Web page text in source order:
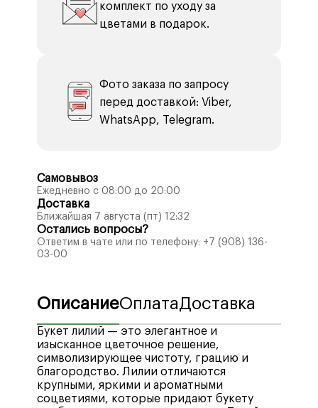
комплект по уходу за
цветами в подарок.
Фото заказа по запросу
перед доставкой: Viber,
WhatsApp, Telegram.
Самовывоз
Ежедневно с 08:00 до 20:00
Доставка
Ближайшая 7 августа (пт) 12:32
Остались вопросы?
Ответим в чате или по телефону: +7 (908) 136-
03-00
ОписаниеОплата Доставка
Букет лилий — это элегантное и
изысканное цветочное решение,
символизирующее чистоту, грацию и
благородство. Лилии отличаются
крупными, яркими и ароматными
соцветиями, которые придают букету